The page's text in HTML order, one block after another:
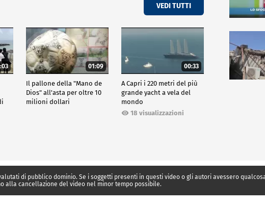
VEDI TUTTI
01:09
Il pallone della "Mano de
Dios" all'asta per oltre 10
milioni dollari
00:33
A Capri i 220 metri del più
grande yacht a vela del
mondo
18 visualizzazioni
di pubblico dominio. Se i soggetti presenti in questi video o gli autori avessero
alla cancellazione del video nel minor tempo possibile.